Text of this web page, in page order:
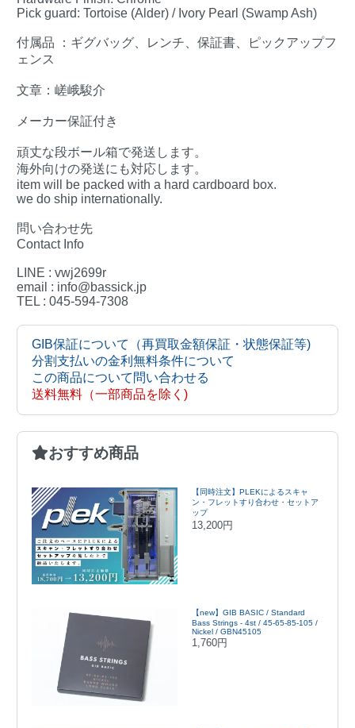
Pick guard: Tortoise (Alder) / Ivory Pearl (Swamp Ash)
付属品 ：ギグバッグ、レンチ、保証書、ピックアップフ
ェンス
文章：嵯峨駿介
メーカー保証付き
頑丈な段ボール箱で発送します。
海外向けの発送にも対応します。
item will be packed with a hard cardboard box.
we do ship internationally.
問い合わせ先
Contact Info
LINE : vwj2699r
email : info@bassick.jp
TEL : 045-594-7308
GIB保証について（再買取金額保証・状態保証等)
分割支払いの金利無料条件について
この商品について問い合わせる
送料無料（一部商品を除く)
おすすめ商品
【同時注文】PLEKによるスキャ
ン・フレットすり合わせ・セットア
ップ
13,200円
【new】GIB BASIC / Standard
Bass Strings - 4st / 45-65-85-105 /
Nickel / GBN45105
1,760円